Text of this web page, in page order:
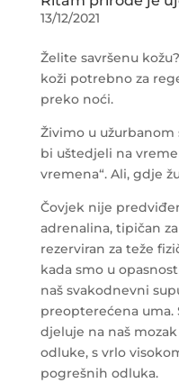
13/12/2021
Želite savršenu
koži potrebno za
preko noći.
Živimo u užurbanom
bi uštedjeli na
vremena“. Ali, gdje
Čovjek nije
adrenalina, tipičan
rezerviran za teže
kada smo u
naš svakodnevni
preopterećena
djeluje na naš
odluke, s vrlo
pogrešnih odluka.